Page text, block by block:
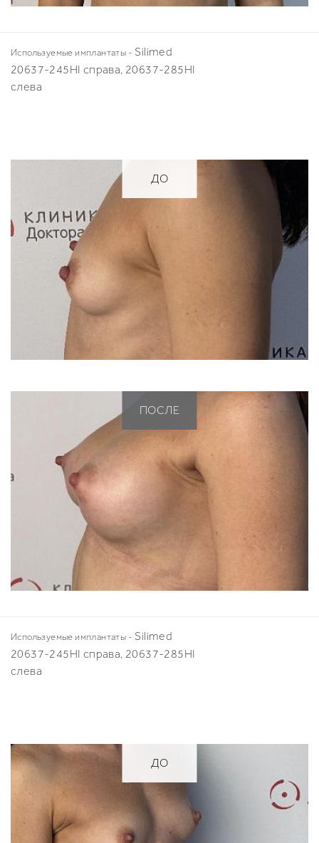
Используемые имплантаты - Silimed
20637-245HI справа, 20637-285HI
слева
ДО
ПОСЛЕ
Используемые имплантаты - Silimed
20637-245HI справа, 20637-285HI
слева
ДО